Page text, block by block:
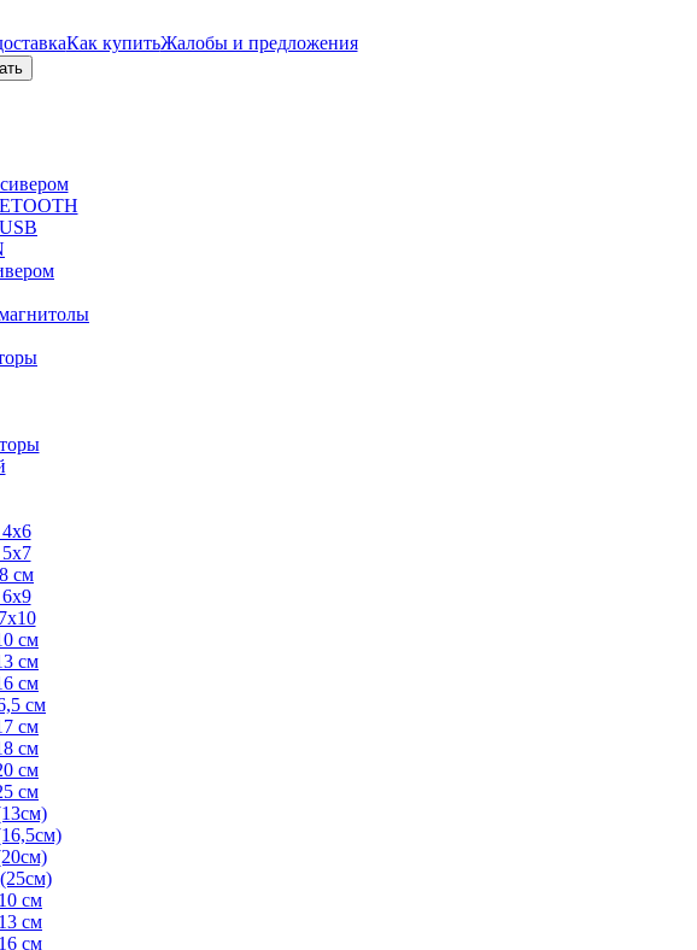
Как купитьЖалобы и предложения
см
см
см
см
см
см
см
см
см
см
см
см